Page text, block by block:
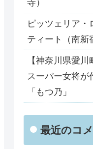
寺）
ピッツェリア・
ティート（南新
【神奈川県愛
スーパー女将が
「もつ乃」
最近のコ